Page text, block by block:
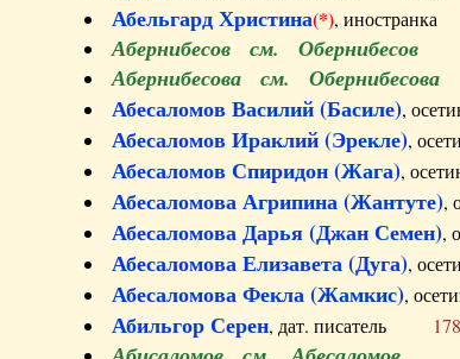
Абельгард Христина(*),
Абернибесов см. Обернибесов
Абернибесова см. Обернибесова
Абесаломов Василий (Басиле),
Абесаломов Ираклий (Эрекле),
Абесаломов Спиридон (Жага),
Абесаломова Агрипина (Жантуте),
Абесаломова Дарья (Джан Семен),
Абесаломова Елизавета (Дуга),
Абесаломова Фекла (Жамкис),
Абильгор Серен, дат. писатель